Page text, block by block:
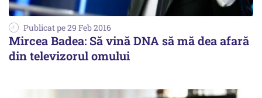
Publicat pe 29 Feb 2016
Mircea Badea: Să vină DNA să mă dea afară
din televizorul omului